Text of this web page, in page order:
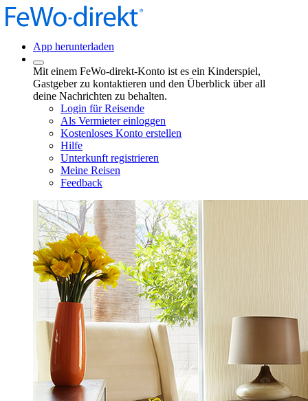
App herunterladen
Mit einem FeWo-direkt-Konto ist es ein Kinderspiel,
Gastgeber zu kontaktieren und den Überblick über all
deine Nachrichten zu behalten.
Login für Reisende
Als Vermieter einloggen
Kostenloses Konto erstellen
Hilfe
Unterkunft registrieren
Meine Reisen
Feedback